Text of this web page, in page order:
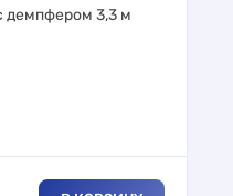
демпфером 3,3 м